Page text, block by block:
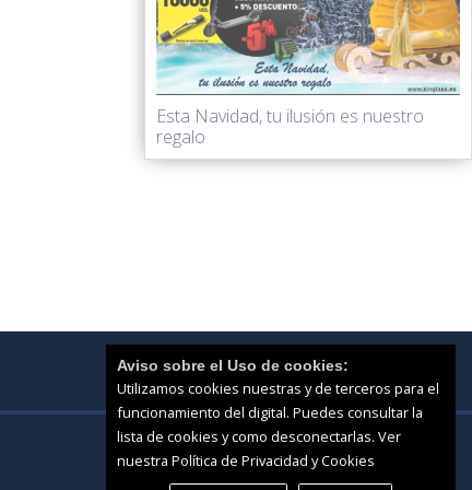
Esta Navidad, tu ilusión es nuestro
regalo
Aviso sobre el Uso de cookies:
Utilizamos cookies nuestras y de terceros para el
funcionamiento del digital. Puedes consultar la
lista de cookies y como desconectarlas. Ver
nuestra Política de Privacidad y Cookies